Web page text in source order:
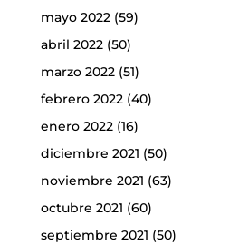
mayo 2022(59)
abril 2022(50)
marzo 2022(51)
febrero 2022(40)
enero 2022(16)
diciembre 2021 (50)
noviembre 2021 (63)
octubre 2021 (60)
septiembre 2021 (50)